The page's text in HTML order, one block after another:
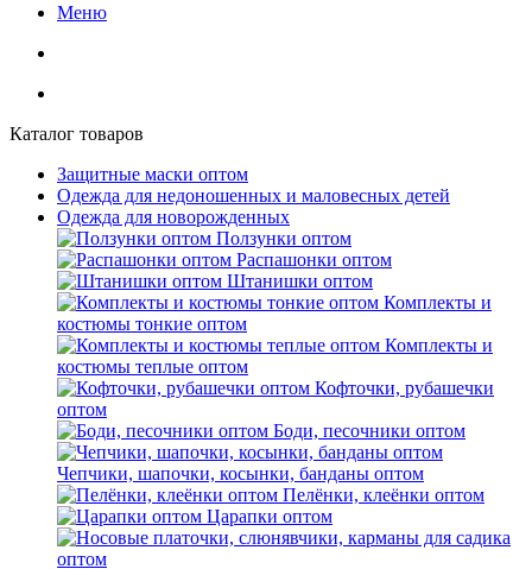
Меню
Каталог товаров
Защитные маски оптом
Одежда для недоношенных и маловесных детей
Одежда для новорожденных
Ползунки оптом
Распашонки оптом
Штанишки оптом
Комплекты и
костюмы тонкие оптом
Комплекты и
костюмы теплые оптом
Кофточки, рубашечки
оптом
Боди, песочники оптом
Чепчики, шапочки, косынки, банданы оптом
Пелёнки, клеёнки оптом
Царапки оптом